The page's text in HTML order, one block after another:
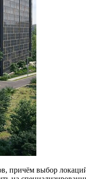
причём выбор